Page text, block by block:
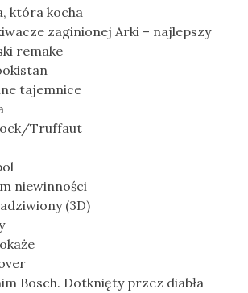
która kocha
zaginionej Arki – najlepszy
remake
tajemnice
Truffaut
niewinności
(3D)
Bosch. Dotknięty przez diabła